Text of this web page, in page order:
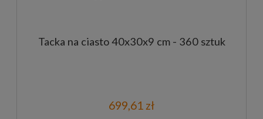
Tacka na ciasto 40x30x9 cm - 360 sztuk
699,61 zł